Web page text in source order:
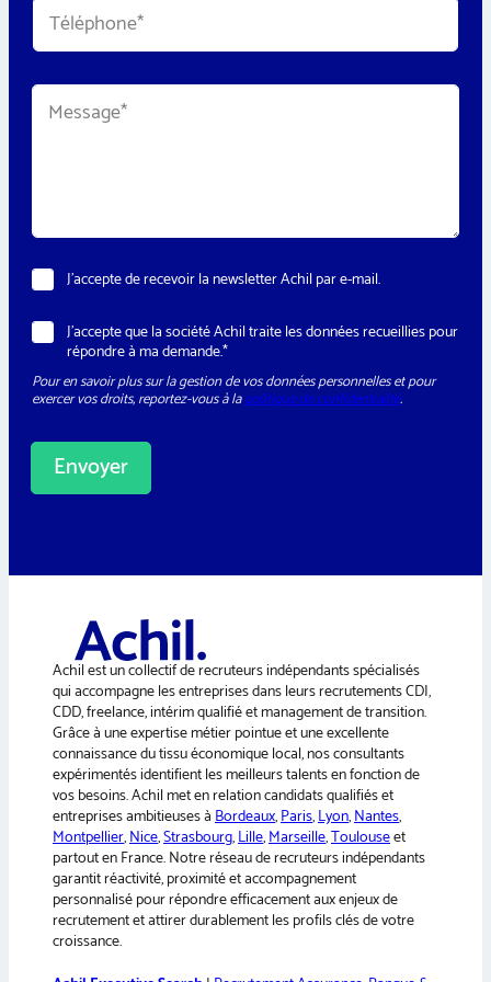
l
l
p
h-
m
a
i
l
G
P
M
N
e
w
s
e
t
t
r
J’accepte de recevoir la newsletter Achil par e-mail.
R
G
D
*
J’accepte que la société Achil traite les données recueillies pour
répondre à ma demande.*
Pour en savoir plus sur la gestion de vos données personnelles et pour
exercer vos droits, reportez-vous à lapolitique de confidentialité.
Envoyer
e
Achil est un collectif de recruteurs indépendants spécialisés
qui accompagne les entreprises dans leurs recrutements CDI,
CDD, freelance, intérim qualifié et management de transition.
Grâce à une expertise métier pointue et une excellente
connaissance du tissu économique local, nos consultants
expérimentés identifient les meilleurs talents en fonction de
vos besoins. Achil met en relation candidats qualifiés et
entreprises ambitieuses àBordeaux,Paris,Lyon,Nantes,
Montpellier,Nice,Strasbourg,Lille,Marseille,Toulouseet
partout en France. Notre réseau de recruteurs indépendants
garantit réactivité, proximité et accompagnement
personnalisé pour répondre efficacement aux enjeux de
recrutement et attirer durablement les profils clés de votre
croissance.